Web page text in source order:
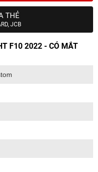
THẺ
JCB
F10 2022 - CÓ MẮT